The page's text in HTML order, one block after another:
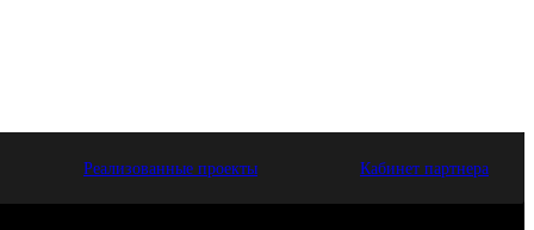
Реализованные проекты Кабинет партнера